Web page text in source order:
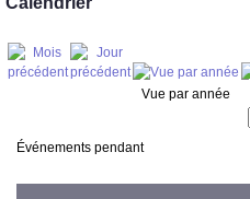
Vue par année
Événements pendant